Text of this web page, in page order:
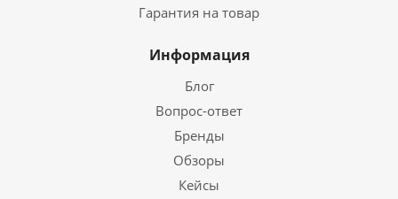
Гарантия на товар
Информация
Блог
Вопрос-ответ
Бренды
Обзоры
Кейсы